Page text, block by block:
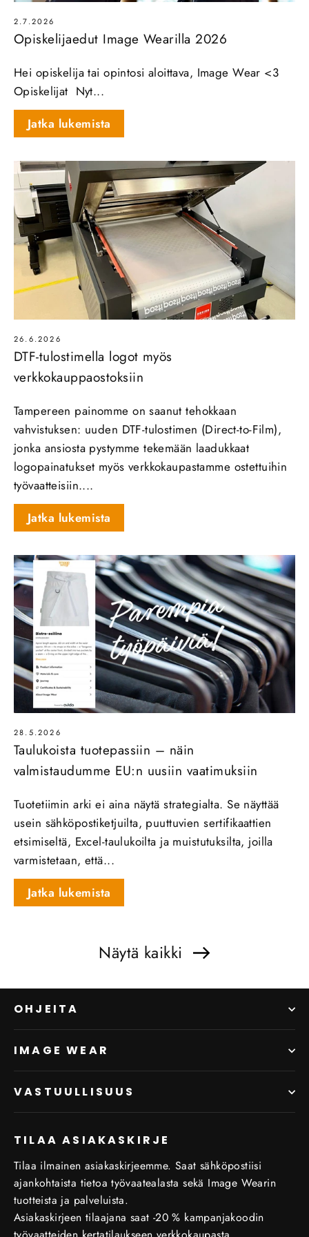
2.7.2026
Opiskelijaedut Image Wearilla 2026
Hei opiskelija tai opintosi aloittava, Image Wear <3
Opiskelijat Nyt...
Jatka lukemista
26.6.2026
DTF-tulostimella logot myös
verkkokauppaostoksiin
Tampereen painomme on saanut tehokkaan
vahvistuksen: uuden DTF‑tulostimen (Direct‑to‑Film),
jonka ansiosta pystymme tekemään laadukkaat
logopainatukset myös verkkokaupastamme ostettuihin
työvaatteisiin....
Jatka lukemista
28.5.2026
Taulukoista tuotepassiin – näin
valmistaudumme EU:n uusiin vaatimuksiin
Tuotetiimin arki ei aina näytä strategialta. Se näyttää
usein sähköpostiketjuilta, puuttuvien sertifikaattien
etsimiseltä, Excel-taulukoilta ja muistutuksilta, joilla
varmistetaan, että...
Jatka lukemista
Näytä kaikki
OHJEITA
IMAGE WEAR
VASTUULLISUUS
TILAA ASIAKASKIRJE
Tilaa ilmainen asiakaskirjeemme. Saat sähköpostiisi
ajankohtaista tietoa työvaatealasta sekä Image Wearin
tuotteista ja palveluista.
Asiakaskirjeen tilaajana saat -20 % kampanjakoodin